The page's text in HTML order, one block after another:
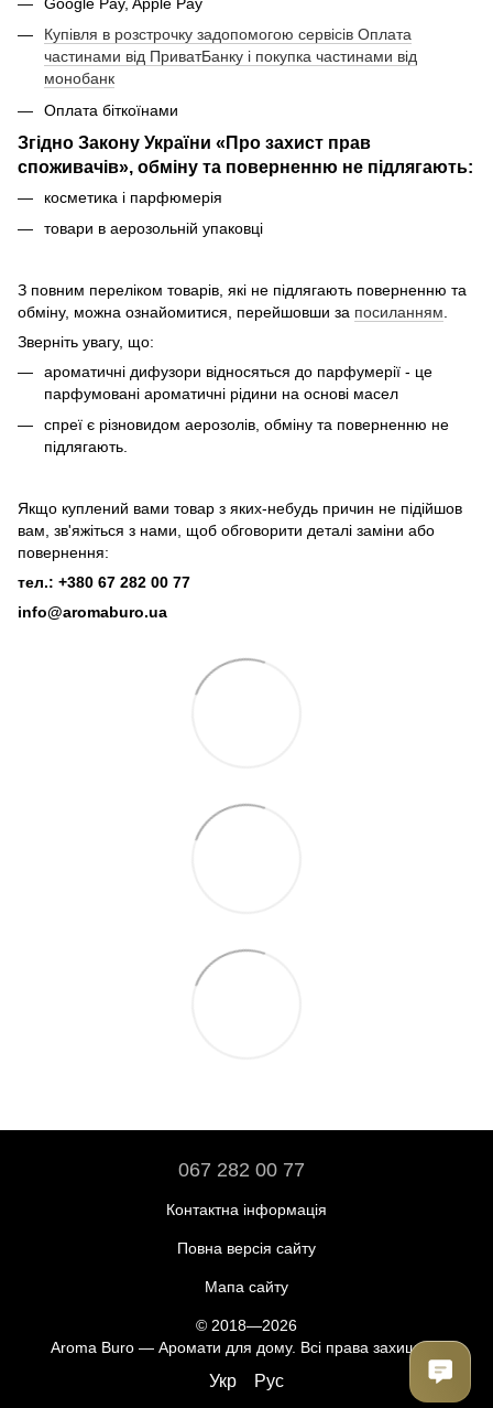
Купівля в розстрочку задопомогою сервісів Оплата
частинами від ПриватБанку і покупка частинами від
монобанк
Оплата біткоїнами
Згідно Закону України «Про захист прав
споживачів», обміну та поверненню не підлягають:
косметика і парфюмерія
товари в аерозольній упаковці
З повним переліком товарів, які не підлягають поверненню та
обміну, можна ознайомитися, перейшовши за посиланням
Зверніть увагу, що:
ароматичні дифузори відносяться до парфумерії - це
парфумовані ароматичні рідини на основі масел
спреї є різновидом аерозолів, обміну та поверненню не
підлягають.
Якщо куплений вами товар з яких-небудь причин не підійшов
вам, зв'яжіться з нами, щоб обговорити деталі заміни або
повернення:
тел.: +380 67 282 00 77
info@aromaburo.ua
067 282 00 77
Контактна інформація
Повна версія сайту
Мапа сайту
© 2018—2026
Aroma Buro — Аромати для дому. Всі права захищені.
Укр Рус